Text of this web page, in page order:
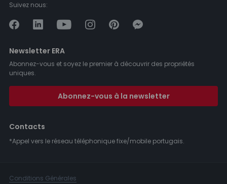
Suivez nous:
Newsletter ERA
Abonnez-vous et soyez le premier à découvrir des propriétés
uniques.
Abonnez-vous à la newsletter
Contacts
*Appel vers le réseau téléphonique fixe/mobile portugais.
Conditions Générales